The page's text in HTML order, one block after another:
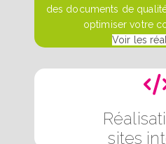
des documents de
optimiser votre
Voir les
sites